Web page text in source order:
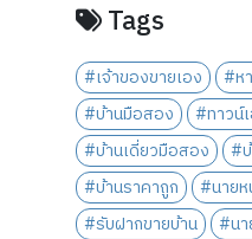
Tags
#เจ้าของขายเอง #ห
#บ้านมือสอง
#ทาวน์
#บ้านเดี่ยวมือสอง
#
#บ้านราคาถูก
#นายห
#รับฝากขายบ้าน
#นา